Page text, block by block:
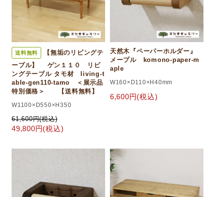
送料無料
【無垢のリビングテ
ーブル】 ゲン１１０ リビ
ングテーブル タモ材 living-t
able-gen110-tamo ＜展示品
特別価格＞ 【送料無料】
W1100×D550×H350
61,600円(税込)
49,800円(税込)
天然木『ペーパーホルダー』
メープル komono-paper-m
aple
W160×D110×H40mm
6,600円(税込)